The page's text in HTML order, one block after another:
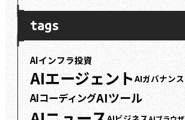
tags
AIインフラ投資
AIエージェントAIガバナンス
AIコーディングAIツール